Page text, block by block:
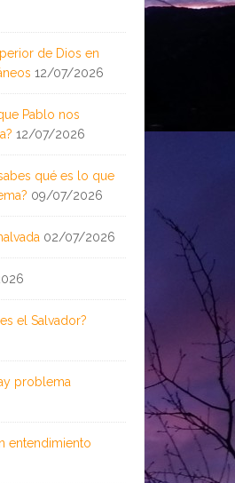
de Dios en
12/07/2026
Pablo nos
12/07/2026
qué es lo que
09/07/2026
02/07/2026
el Salvador?
problema
entendimiento